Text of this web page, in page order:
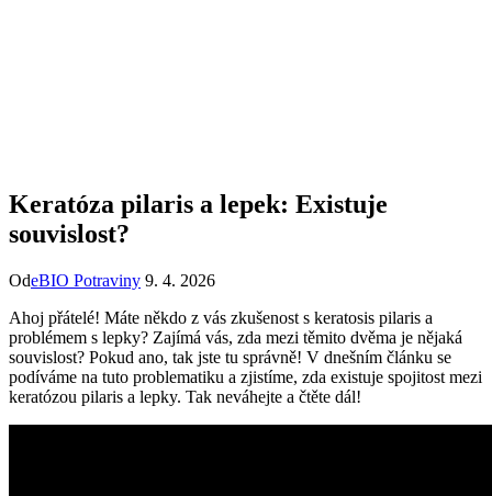
Keratóza pilaris a lepek: Existuje
souvislost?
OdeBIO Potraviny 9. 4. 2026
Ahoj přátelé! Máte někdo z vás zkušenost s keratosis pilaris a
problémem s lepky? Zajímá vás, zda mezi těmito dvěma je nějaká
souvislost? Pokud ano, tak jste tu správně! V dnešním článku se
podíváme na tuto problematiku a zjistíme, zda existuje spojitost mezi
keratózou pilaris a lepky. Tak neváhejte a čtěte dál!